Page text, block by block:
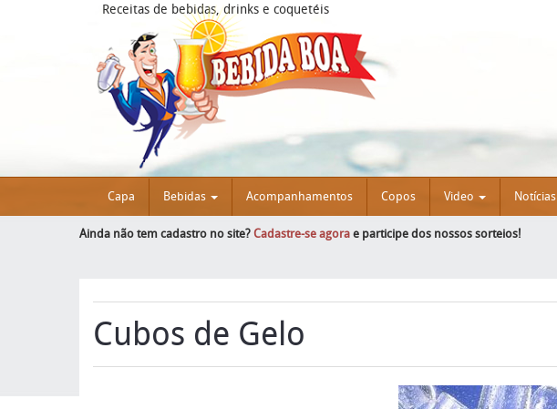
Receitas de bebidas, drinks e coquetéis
Capa Bebidas Acompanhamentos Copos Video Notícias
Ainda não tem cadastro no site? Cadastre-se agora e participe dos nossos sorteios!
Cubos de Gelo